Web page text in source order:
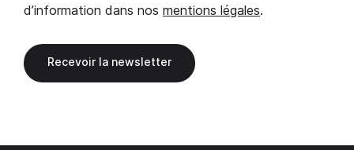
d’information dans nos mentions légales.